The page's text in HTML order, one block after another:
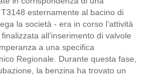
esternamente al bacino di
la società - era in corso l’attività
all’inserimento di valvole
a una specifica
Regionale. Durante questa fase,
la benzina ha trovato un